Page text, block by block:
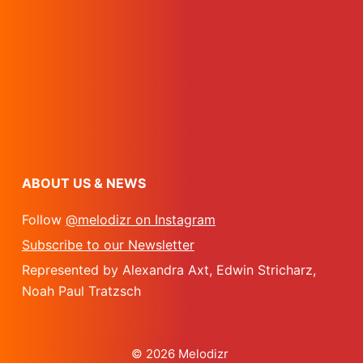
ABOUT US & NEWS
Follow @melodizr on Instagram
Subscribe to our Newsletter
Represented by Alexandra Axt, Edwin Stricharz,
Noah Paul Tratzsch
© 2026 Melodizr